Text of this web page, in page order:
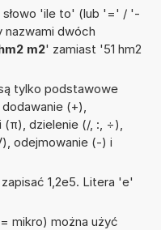
słowo 'ile to' (lub '=' / '-
nazwami dwóch
m2' zamiast '51 hm2
tylko podstawowe
(+),
dzielenie (/, :, ÷),
odejmowanie (-) i
1,2e5. Litera 'e'
mikro) można użyć